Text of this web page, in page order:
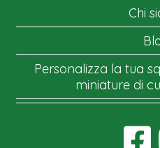
Chi
Personalizza la tua
miniature di